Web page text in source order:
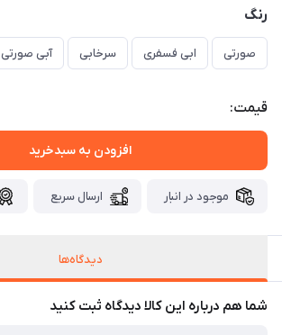
رنگ
صورتی ابی فسفری سرخابی آبی صورتی
قیمت:
افزودن به سبدخرید
موجود در انبار ارسال سریع
دیدگاه‌ها
شما هم درباره این کالا دیدگاه ثبت کنید